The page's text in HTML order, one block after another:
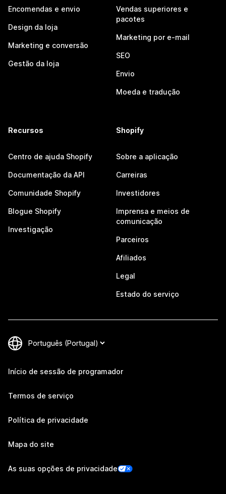
Encomendas e envio
Design da loja
Marketing e conversão
Gestão da loja
Vendas superiores e
pacotes
Marketing por e-mail
SEO
Envio
Moeda e tradução
Recursos
Centro de ajuda Shopify
Documentação da API
Comunidade Shopify
Blogue Shopify
Investigação
Shopify
Sobre a aplicação
Carreiras
Investidores
Imprensa e meios de
comunicação
Parceiros
Afiliados
Legal
Estado do serviço
Início de sessão de programador
Termos de serviço
Política de privacidade
Mapa do site
As suas opções de privacidade